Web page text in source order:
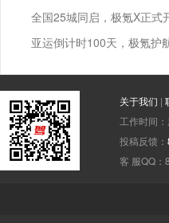
全国25城同启，极氪X正式
亚运倒计时100天，极氪护
关于我们 |
工作时间
投稿反馈：
客 服QQ